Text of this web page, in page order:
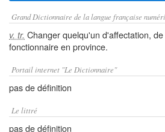
Grand Dictionnaire de la langue française
v. tr. Changer quelqu'un d'affectation,
fonctionnaire en province.
Portail internet "Le Dictionnaire"
pas de définition
Le littré
pas de définition